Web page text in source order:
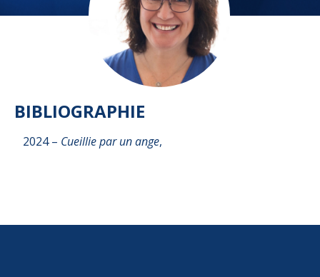
BIBLIOGRAPHIE
2024 – Cueillie par un ange,